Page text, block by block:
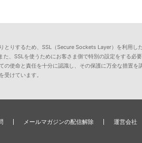
りするため、SSL（Secure Sockets Layer）を利用
、SSLを使うためにお客さま側で特別の設定をする必要
使命と責任を十分に認識し、その保護に万全な措置
けています。
メールマガジンの配信解除 運営会社